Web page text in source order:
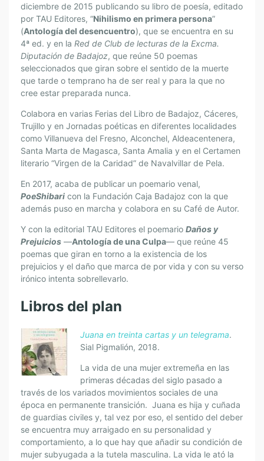
diciembre de 2015 publicando su libro de poesía, editado
por TAU Editores, “Nihilismo en primera persona”
(Antología del desencuentro), que se encuentra en su
4ª ed. y en la Red de Club de lecturas de la Excma.
Diputación de Badajoz, que reúne 50 poemas
seleccionados que giran sobre el sentido de la muerte
que tarde o temprano ha de ser real y para la que no
cree estar preparada nunca.
Colabora en varias Ferias del Libro de Badajoz, Cáceres,
Trujillo y en Jornadas poéticas en diferentes localidades
como Villanueva del Fresno, Alconchel, Aldeacentenera,
Santa Marta de Magasca, Santa Amalia y en el Certamen
literario “Virgen de la Caridad” de Navalvillar de Pela.
En 2017, acaba de publicar un poemario venal,
PoeShibari con la Fundación Caja Badajoz con la que
además puso en marcha y colabora en su Café de Autor.
Y con la editorial TAU Editores el poemario Daños y
Prejuicios —Antología de una Culpa— que reúne 45
poemas que giran en torno a la existencia de los
prejuicios y el daño que marca de por vida y con su verso
irónico intenta sobrellevarlo.
Libros del plan
Juana en treinta cartas y un telegrama.
Sial Pigmalión, 2018.
La vida de una mujer extremeña en las
primeras décadas del siglo pasado a
través de los variados movimientos sociales de una
época en permanente transición. Juana es hija y cuñada
de guardias civiles y, tal vez por eso, el sentido del deber
se encuentra muy arraigado en su personalidad y
comportamiento, a lo que hay que añadir su condición de
mujer subyugada a la tutela masculina. La vida le ató la